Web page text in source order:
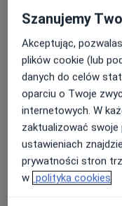
Dostępność
Płatność
Oszczędź
Szanujemy
Akceptując,
plików cookie (lub
danych do celów
oparciu o Twoje
internetowych. W
zaktualizować swoje
ustawieniach
prywatności stron
w polityka cookies